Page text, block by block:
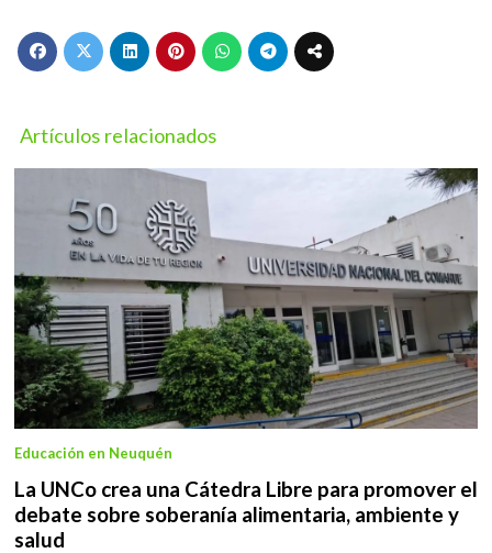
Artículos relacionados
La UNCo crea una Cátedra Libre para promover el
debate sobre soberanía alimentaria, ambiente y
salud
Educación en Neuquén